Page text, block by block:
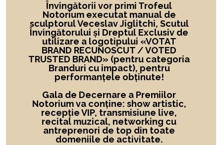
Învingătorii vor primi Trofeul
Notorium executat manual de
sculptorul Veceslav Jiglitchi, Scutul
Învingătorului și Dreptul Exclusiv de
utilizare a logotipului «VOTAT
BRAND RECUNOSCUT / VOTED
TRUSTED BRAND» (pentru categoria
Branduri cu impact), pentru
performanțele obținute!
Gala de Decernare a Premiilor
Notorium va conține: show artistic,
recepție VIP, transmisiune live,
recital muzical, networking cu
antreprenori de top din toate
domeniile de activitate.